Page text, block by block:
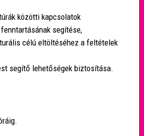
közötti kapcsolatok
segítése,
célú eltöltéséhez a feltételek
segítő lehetőségek biztosítása.